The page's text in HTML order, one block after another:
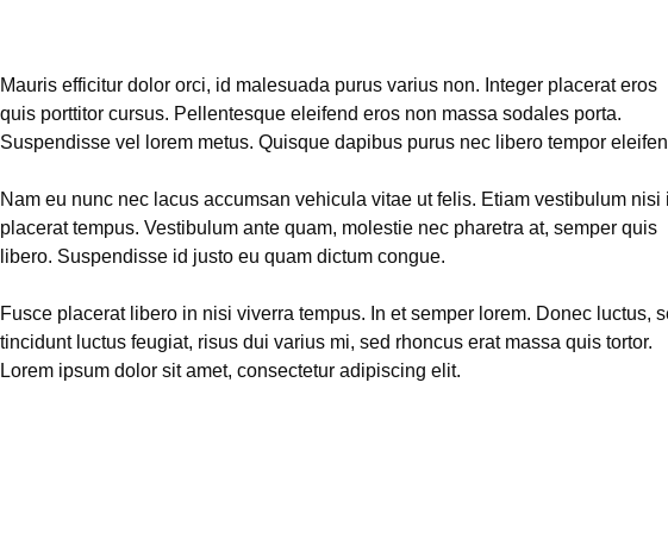
Mauris efficitur dolor orci, id malesuada purus varius non. Integer placerat eros
quis porttitor cursus. Pellentesque eleifend eros non massa sodales porta.
Suspendisse vel lorem metus. Quisque dapibus purus nec libero tempor
Nam eu nunc nec lacus accumsan vehicula vitae ut felis. Etiam vestibulum nisi
placerat tempus. Vestibulum ante quam, molestie nec pharetra at, semper quis
libero. Suspendisse id justo eu quam dictum congue.
Fusce placerat libero in nisi viverra tempus. In et semper lorem. Donec luctus,
tincidunt luctus feugiat, risus dui varius mi, sed rhoncus erat massa quis tortor.
Lorem ipsum dolor sit amet, consectetur adipiscing elit.